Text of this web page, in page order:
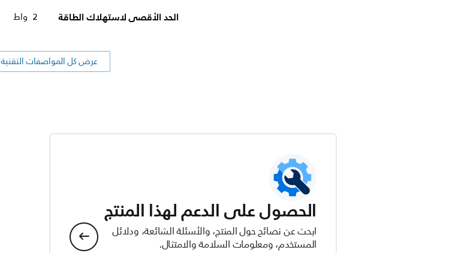
الحد الأقصى لاستهلاك الطاقة 2 واط
عرض كل المواصفات التقنية
الحصول على الدعم لهذا المنتج
ابحث عن نصائح حول المنتج، والأسئلة الشائعة، ودلائل
المستخدم، ومعلومات السلامة والامتثال.